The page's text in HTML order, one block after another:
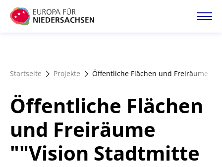
Direkt
zum
Förderangebote
Magazin
Startseite Projekte Öffentliche Flächen und Freiräume
Öffentliche Flächen
und Freiräume
""Vision Stadtmitte